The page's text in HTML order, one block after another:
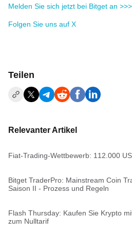
Melden Sie sich jetzt bei Bitget an >>>
Folgen Sie uns auf X
Teilen
Relevanter Artikel
Fiat-Trading-Wettbewerb: 112.000
Bitget TraderPro: Mainstream Coin
Saison II - Prozess und Regeln
Flash Thursday: Kaufen Sie Krypto
zum Nulltarif